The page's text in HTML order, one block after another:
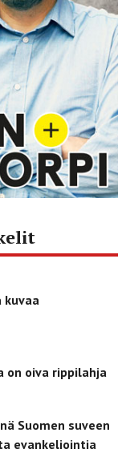
on oiva rippilahja
Suomen suveen
evankeliointia